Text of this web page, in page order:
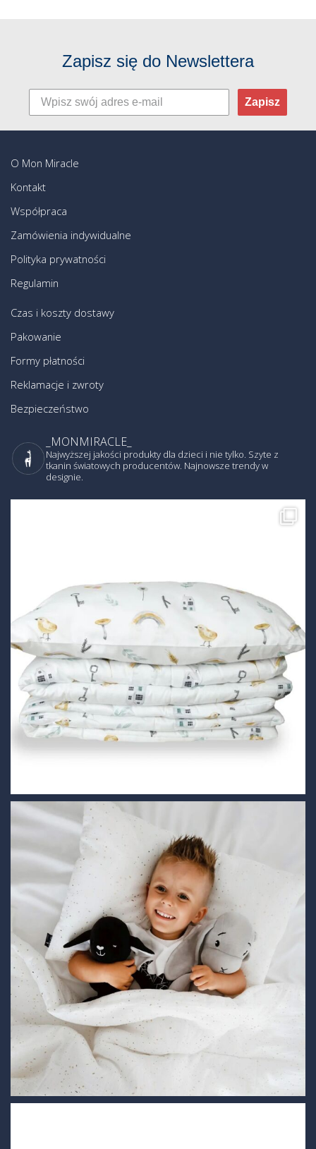
Zapisz się do Newslettera
Zapisz
O Mon Miracle
Kontakt
Współpraca
Zamówienia indywidualne
Polityka prywatności
Regulamin
Czas i koszty dostawy
Pakowanie
Formy płatności
Reklamacje i zwroty
Bezpieczeństwo
_MONMIRACLE_
Najwyższej jakości produkty dla dzieci i nie tylko. Szyte z
tkanin światowych producentów. Najnowsze trendy w
designie.